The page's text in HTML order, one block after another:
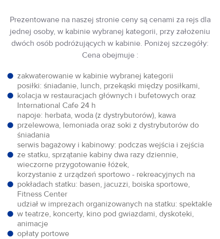
Prezentowane na naszej stronie ceny są cenami za rejs dla
jednej osoby, w kabinie wybranej kategorii, przy założeniu
dwóch osób podróżujących w kabinie. Poniżej szczegóły:
Cena obejmuje :
zakwaterowanie w kabinie wybranej kategorii
posiłki: śniadanie, lunch, przekąski między posiłkami,
kolacja w restauracjach głównych i bufetowych oraz
International Cafe 24 h
napoje: herbata, woda (z dystrybutorów), kawa
przelewowa, lemoniada oraz soki z dystrybutorów do
śniadania
serwis bagażowy i kabinowy: podczas wejścia i zejścia
ze statku, sprzątanie kabiny dwa razy dziennie,
wieczorne przygotowanie łóżek,
korzystanie z urządzeń sportowo - rekreacyjnych na
pokładach statku: basen, jacuzzi, boiska sportowe,
Fitness Center
udział w imprezach organizowanych na statku: spektakle
w teatrze, koncerty, kino pod gwiazdami, dyskoteki,
animacje
opłaty portowe